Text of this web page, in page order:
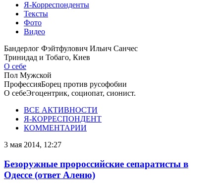
Я-Корреспонденты
Тексты
Фото
Видео
Бандерлог Фэйтфулович Ильич Санчес
Тринидад и Тобаго, Киев
О себе
Пол Мужской
ПрофессияБорец против русофобии
О себеЭгоцентрик, социопат, сионист.
ВСЕ АКТИВНОСТИ
Я-КОРРЕСПОНДЕНТ
КОММЕНТАРИИ
3 мая 2014, 12:27
Безоружные пророссийские сепаратисты в
Одессе (ответ Аленю)